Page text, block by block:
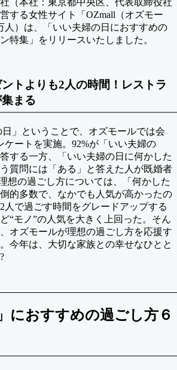
する女性サイト「OZmall（オズモー
人）は、「いい夫婦の日におすすめの
特集」をリリースいたしました。
トよりも2人の時間！レストラ
まる
日」ということで、オズモールでは会
ケートを実施。92%が「いい夫婦の
する一方、「いい夫婦の日に何かした
質問には「ある」と答えた人が既婚者
想の過ごし方については、「何かした
的多数で、なかでも人気が高かったの
人で過ごす時間をグレードアップする
“モノ”の人気を大きく上回った。そん
オズモールが理想の過ごし方を応援す
今年は、大切な家族との幸せなひとと
におすすめの過ごし方６